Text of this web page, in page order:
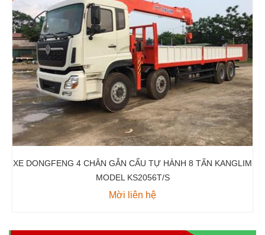
XE DONGFENG 4 CHÂN GẮN CẨU TỰ HÀNH 8 TẤN KANGLIM
MODEL KS2056T/S
Mời liên hệ